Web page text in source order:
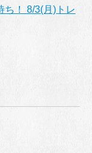
ち！ 8/3(月)トレ